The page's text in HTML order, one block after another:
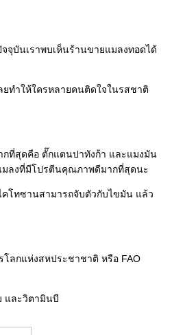
จุบันเราพบเห็นร้านขายแมลงทอดได้
ทำให้ใครหลายคนติดใจในรสชาติ
กที่สุดคือ ตั๊กแตนปาทังก้า และแมงมัน
มลงที่มีโปรตีนคุณภาพดีมากที่สุดนะ
คโทซานสามารถจับตัวกับไขมัน แล้ว
โลกแห่งสหประชาชาติ หรือ FAO
และวิตามินบี